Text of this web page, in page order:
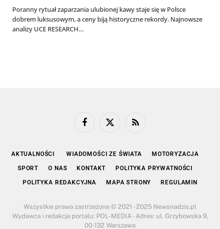
Poranny rytuał zaparzania ulubionej kawy staje się w Polsce
dobrem luksusowym, a ceny biją historyczne rekordy. Najnowsze
analizy UCE RESEARCH…
FacebookX
RSS
AKTUALNOŚCI WIADOMOŚCI ZE ŚWIATA MOTORYZACJA
SPORT O NAS KONTAKT POLITYKA PRYWATNOŚCI
POLITYKA REDAKCYJNA MAPA STRONY REGULAMIN
Wszystkie prawa zastrzeżone © 2021 - 2025 Newsnadzis.pl
Wydawca i redakcja portalu: POL-MEDIA - Adres: ul. Grzybowska 9,
00-132 Warszawa